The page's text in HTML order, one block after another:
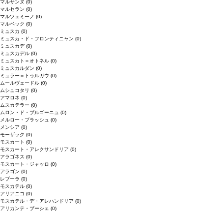
マルサンヌ (0)
マルセラン (0)
マルツェミーノ (0)
マルベック (0)
ミュスカ (0)
ミュスカ・ド・フロンティニャン (0)
ミュスカデ(0)
ミュスカデル (0)
ミュスカト＝オトネル (0)
ミュスカルダン (0)
ミュラー＝トゥルガウ (0)
ムールヴェードル (0)
ムシュコタリ (0)
アマロネ (0)
ムスカテラー (0)
ムロン・ド・ブルゴーニュ (0)
メルロー・ブラッシュ (0)
メンシア (0)
モーザック (0)
モスカート (0)
モスカート・アレクサンドリア (0)
アラゴネス (0)
モスカート・ジャッロ (0)
アラゴン (0)
レブーラ (0)
モスカテル (0)
アリアニコ (0)
モスカテル・デ・アレハンドリア (0)
アリカンテ・ブーシェ (0)